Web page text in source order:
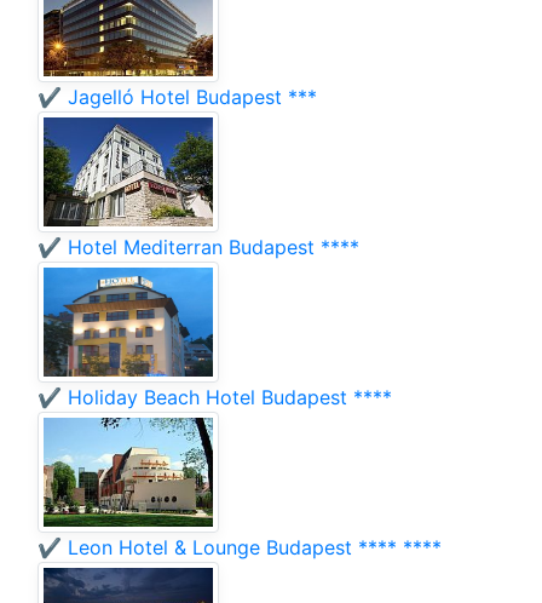
✔️ Jagelló Hotel Budapest ***
✔️ Hotel Mediterran Budapest ****
✔️ Holiday Beach Hotel Budapest ****
✔️ Leon Hotel & Lounge Budapest **** ****